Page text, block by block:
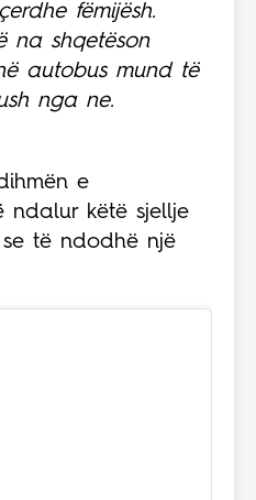
fëmijësh.
na shqetëson
autobus mund të
nga ne.
e
ndalur këtë sjellje
të ndodhë një